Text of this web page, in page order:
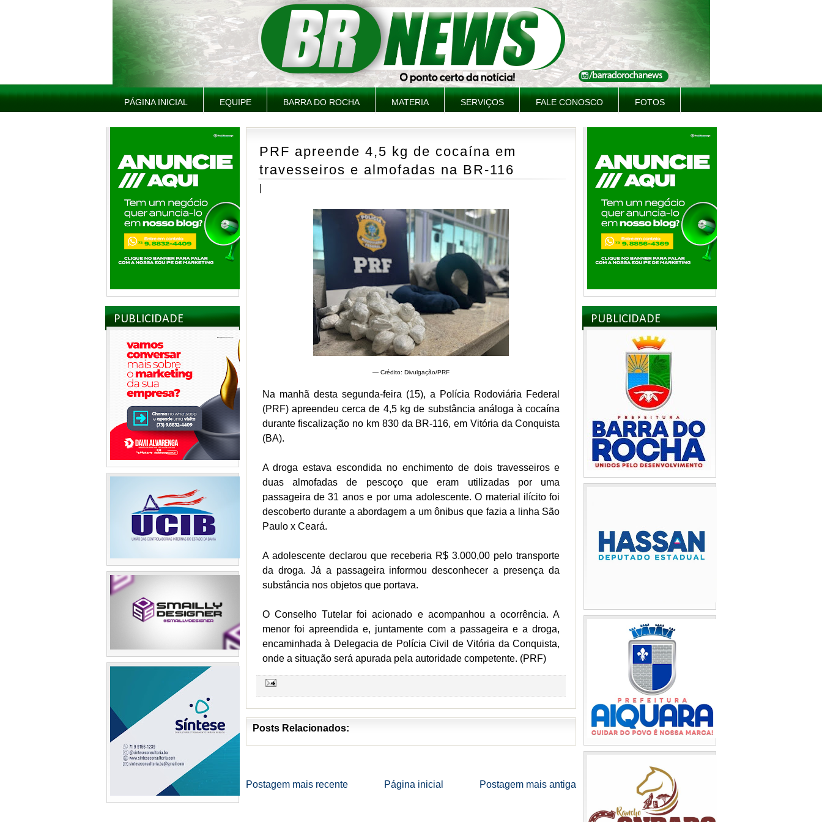
PÁGINA INICIAL EQUIPE BARRA DO ROCHA MATERIA SERVIÇOS FALE CONOSCO FOTOS
PUBLICIDADE
PRF apreende 4,5 kg de cocaína em
travesseiros e almofadas na BR-116
— Crédito: Divulgação/PRF
Na manhã desta segunda-feira (15), a Polícia Rodoviária Federal
(PRF) apreendeu cerca de 4,5 kg de substância análoga à cocaína
durante fiscalização no km 830 da BR-116, em Vitória da Conquista
(BA).
A droga estava escondida no enchimento de dois travesseiros e
duas almofadas de pescoço que eram utilizadas por uma
passageira de 31 anos e por uma adolescente. O material ilícito foi
descoberto durante a abordagem a um ônibus que fazia a linha São
Paulo x Ceará.
A adolescente declarou que receberia R$ 3.000,00 pelo transporte
da droga. Já a passageira informou desconhecer a presença da
substância nos objetos que portava.
O Conselho Tutelar foi acionado e acompanhou a ocorrência. A
menor foi apreendida e, juntamente com a passageira e a droga,
encaminhada à Delegacia de Polícia Civil de Vitória da Conquista,
onde a situação será apurada pela autoridade competente. (PRF)
Posts Relacionados:
Postagem mais recente Postagem mais antiga
Página inicial
PUBLICIDADE